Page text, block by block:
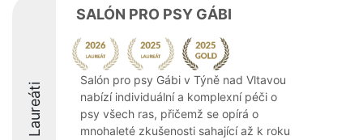
Laureáti
SALÓN PRO PSY GÁBI
Salón pro psy Gábi v Týně nad Vltavou
nabízí individuální a komplexní péči o
psy všech ras, přičemž se opírá o
mnohaleté zkušenosti sahající až k roku